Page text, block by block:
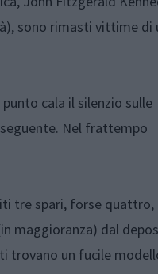
sono rimasti vittime di
cala il silenzio sulle
Nel frattempo
tre spari, forse quattro,
maggioranza) dal
trovano un fucile